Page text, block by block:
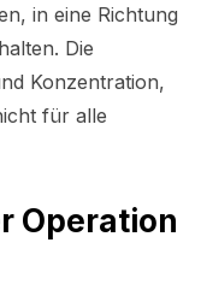
in eine Richtung
Die
Konzentration,
für alle
Operation